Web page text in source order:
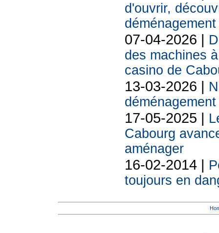
d'ouvrir,
07-04-2026 |
des machines
casino de
13-03-2026 |
17-05-2025 |
Cabourg
aménager
16-02-2014 |
toujours en